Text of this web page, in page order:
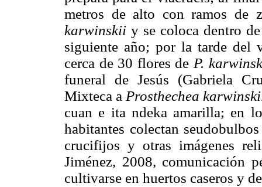
metros de alto con ramos
karwinskii y se coloca dentro
siguiente año; por la tarde del
cerca de 30 flores de P.
funeral de Jesús (Gabriela
Mixteca a Prosthechea
cuan e ita ndeka amarilla; en
habitantes colectan
crucifijos y otras imágenes
Jiménez, 2008, comunicación
cultivarse en huertos caseros y